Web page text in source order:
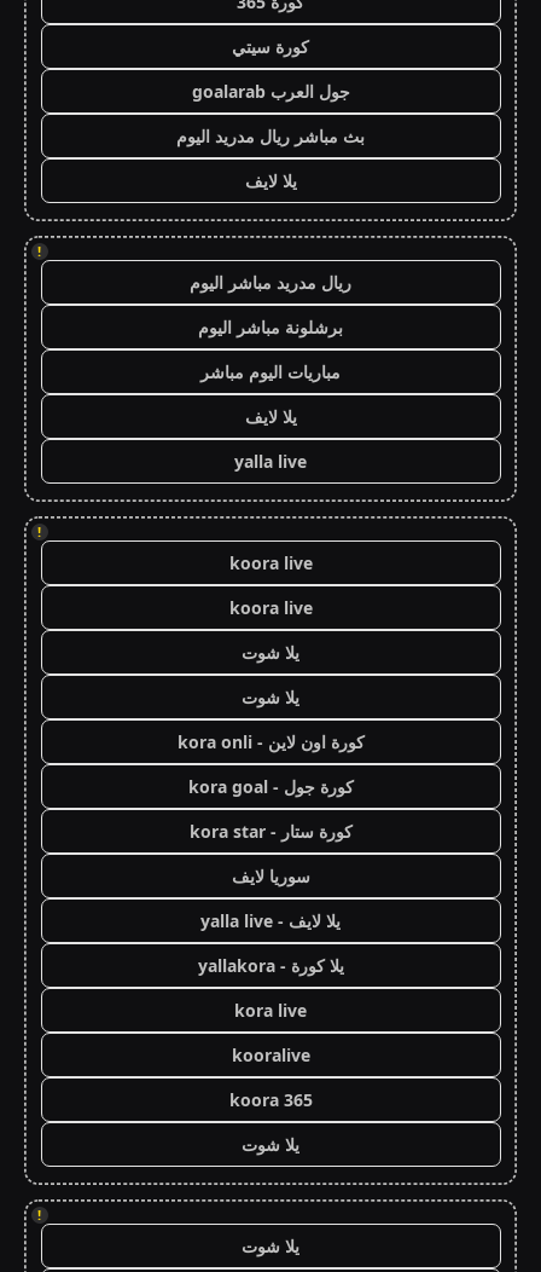
كورة سيتي
جول العرب goalarab
بث مباشر ريال مدريد اليوم
يلا لايف
!
ريال مدريد مباشر اليوم
برشلونة مباشر اليوم
مباريات اليوم مباشر
يلا لايف
yalla live
!
koora live
koora live
يلا شوت
يلا شوت
كورة اون لاين - kora onli
كورة جول - kora goal
كورة ستار - kora star
سوريا لايف
يلا لايف - yalla live
يلا كورة - yallakora
kora live
kooralive
koora 365
يلا شوت
!
يلا شوت